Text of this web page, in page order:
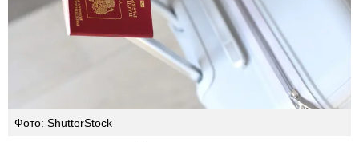
Фото: ShutterStock